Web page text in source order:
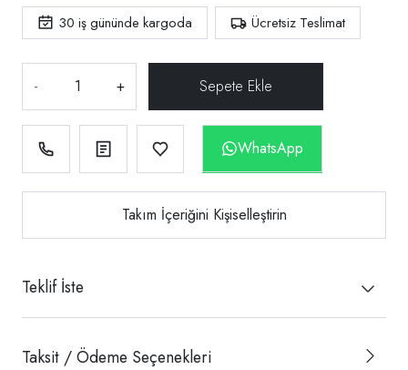
30 iş gününde kargoda Ücretsiz Teslimat
- +
WhatsApp
Takım İçeriğini Kişiselleştirin
Teklif İste
Taksit / Ödeme Seçenekleri